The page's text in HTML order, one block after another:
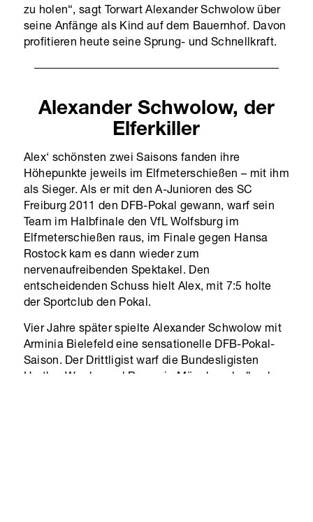
zu holen“, sagt Torwart Alexander Schwolow über
seine Anfänge als Kind auf dem Bauernhof. Davon
profitieren heute seine Sprung- und Schnellkraft.
Alexander Schwolow, der
Elferkiller
Alex‘ schönsten zwei Saisons fanden ihre
Höhepunkte jeweils im Elfmeterschießen – mit ihm
als Sieger. Als er mit den A-Junioren des SC
Freiburg 2011 den DFB-Pokal gewann, warf sein
Team im Halbfinale den VfL Wolfsburg im
Elfmeterschießen raus, im Finale gegen Hansa
Rostock kam es dann wieder zum
nervenaufreibenden Spektakel. Den
entscheidenden Schuss hielt Alex, mit 7:5 holte
der Sportclub den Pokal.
Vier Jahre später spielte Alexander Schwolow mit
Arminia Bielefeld eine sensationelle DFB-Pokal-
Saison. Der Drittligist warf die Bundesligisten
Hertha, Werder und Borussia Mönchengladbach